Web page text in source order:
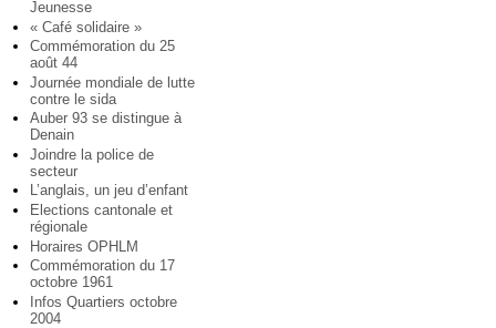
Jeunesse
« Café solidaire »
Commémoration du 25
août 44
Journée mondiale de lutte
contre le sida
Auber 93 se distingue à
Denain
Joindre la police de
secteur
L’anglais, un jeu d’enfant
Elections cantonale et
régionale
Horaires OPHLM
Commémoration du 17
octobre 1961
Infos Quartiers octobre
2004